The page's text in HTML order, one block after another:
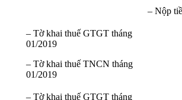
– Nộp
– Tờ khai thuế GTGT tháng
01/2019
– Tờ khai thuế TNCN tháng
01/2019
– Tờ khai thuế GTGT tháng